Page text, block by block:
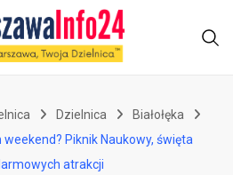
Dzielnica
Białołęka
Piknik Naukowy, święta
atrakcji